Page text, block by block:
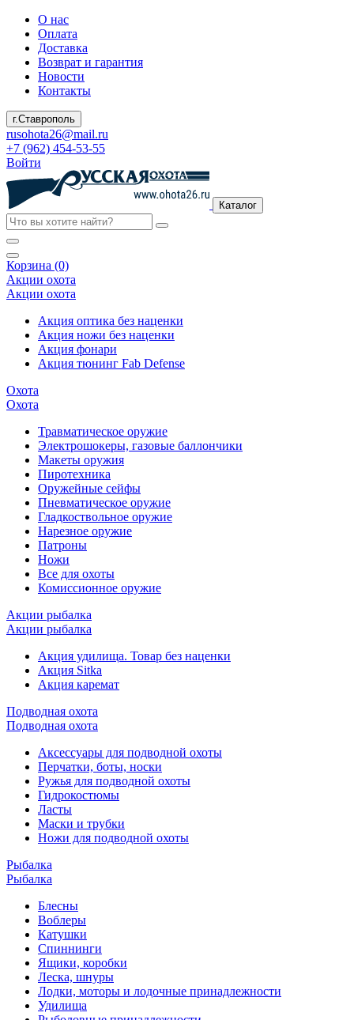
О нас
Оплата
Доставка
Возврат и гарантия
Новости
Контакты
г.Ставрополь
rusohota26@mail.ru
+7 (962) 454-53-55
Войти
Каталог
Корзина (0)
Акции охота
Акции охота
Акция оптика без наценки
Акция ножи без наценки
Акция фонари
Акция тюнинг Fab Defense
Охота
Охота
Травматическое оружие
Электрошокеры, газовые баллончики
Макеты оружия
Пиротехника
Оружейные сейфы
Пневматическое оружие
Гладкоствольное оружие
Нарезное оружие
Патроны
Ножи
Все для охоты
Комиссионное оружие
Акции рыбалка
Акции рыбалка
Акция удилища. Товар без наценки
Акция Sitka
Акция каремат
Подводная охота
Подводная охота
Аксессуары для подводной охоты
Перчатки, боты, носки
Ружья для подводной охоты
Гидрокостюмы
Ласты
Маски и трубки
Ножи для подводной охоты
Рыбалка
Рыбалка
Блесны
Воблеры
Катушки
Спиннинги
Ящики, коробки
Леска, шнуры
Лодки, моторы и лодочные принадлежности
Удилища